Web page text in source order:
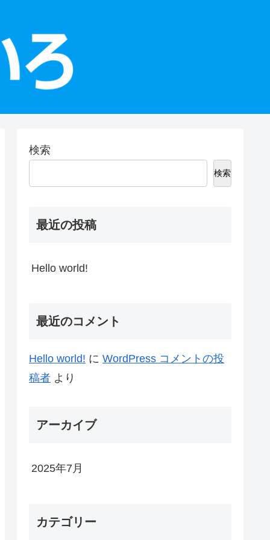
検索
検索
最近の投稿
Hello world!
最近のコメント
Hello world! に WordPress コメントの投
稿者 より
アーカイブ
2025年7月
カテゴリー